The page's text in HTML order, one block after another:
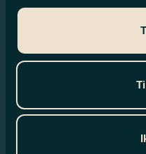
Nyhetsbrev
Meld deg på vårt